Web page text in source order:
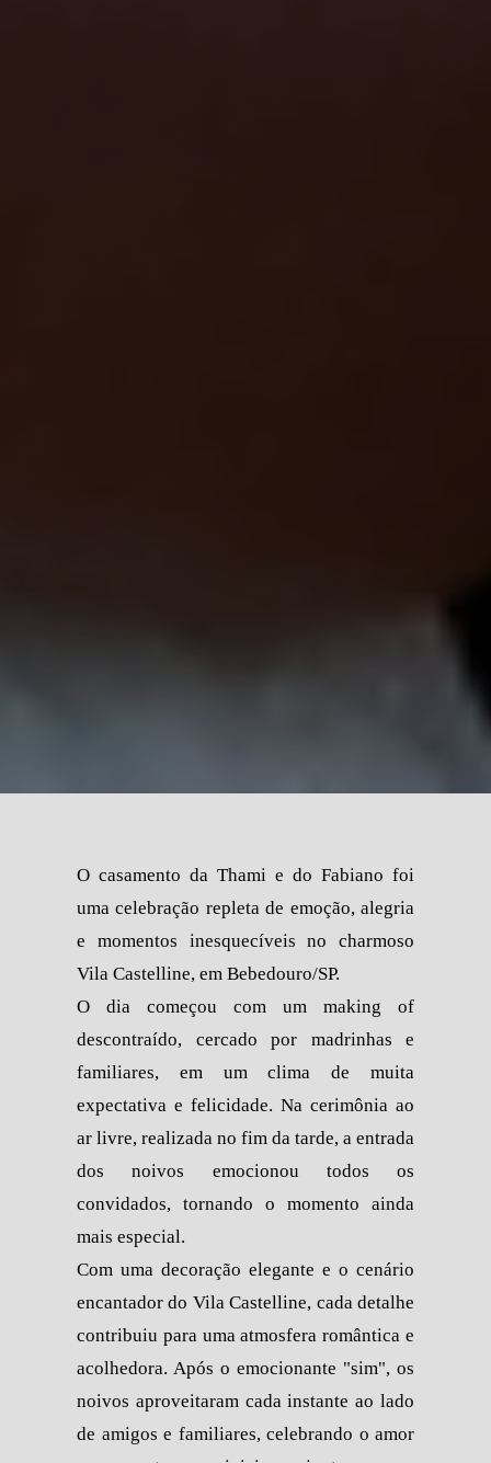
O casamento da Thami e do Fabiano foi
uma celebração repleta de emoção, alegria
e momentos inesquecíveis no charmoso
Vila Castelline, em Bebedouro/SP.
O dia começou com um making of
descontraído, cercado por madrinhas e
familiares, em um clima de muita
expectativa e felicidade. Na cerimônia ao
ar livre, realizada no fim da tarde, a entrada
dos noivos emocionou todos os
convidados, tornando o momento ainda
mais especial.
Com uma decoração elegante e o cenário
encantador do Vila Castelline, cada detalhe
contribuiu para uma atmosfera romântica e
acolhedora. Após o emocionante "sim", os
noivos aproveitaram cada instante ao lado
de amigos e familiares, celebrando o amor